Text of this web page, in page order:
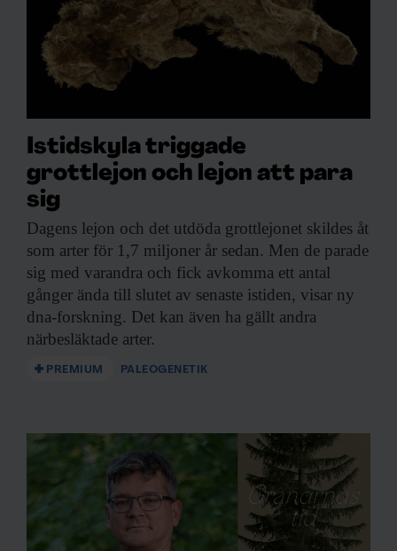
Istidskyla triggade
grottlejon och lejon att para
sig
Dagens lejon och det utdöda grottlejonet skildes åt
som arter för 1,7 miljoner år sedan. Men de parade
sig med varandra och fick avkomma ett antal
gånger ända till slutet av senaste istiden, visar ny
dna-forskning. Det kan även ha gällt andra
närbesläktade arter.
PREMIUM PALEOGENETIK